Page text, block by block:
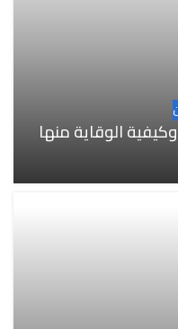
الوقاية منها